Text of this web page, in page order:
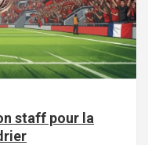
staff pour la